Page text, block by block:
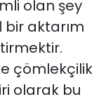
olan şey
bir aktarım
çömlekçilik
olarak bu